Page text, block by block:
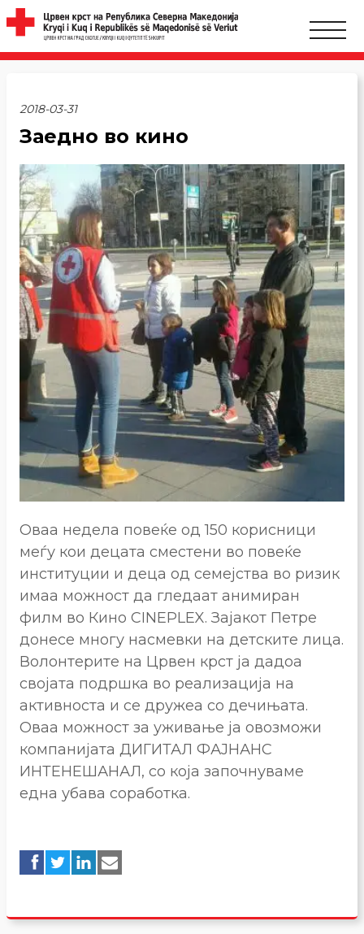
2018-03-31
Заедно во кино
Оваа недела повеќе од 150 корисници
меѓу кои децата сместени во повеќе
институции и деца од семејства во ризик
имаа можност да гледаат анимиран
филм во Кино CINEPLEX. Зајакот Петре
донесе многу насмевки на детските лица.
Волонтерите на Црвен крст ја дадоа
својата подршка во реализација на
активноста и се дружеа со дечињата.
Оваа можност за уживање ја овозможи
компанијата ДИГИТАЛ ФАЈНАНС
ИНТЕНЕШАНАЛ, со која започнуваме
една убава соработка.